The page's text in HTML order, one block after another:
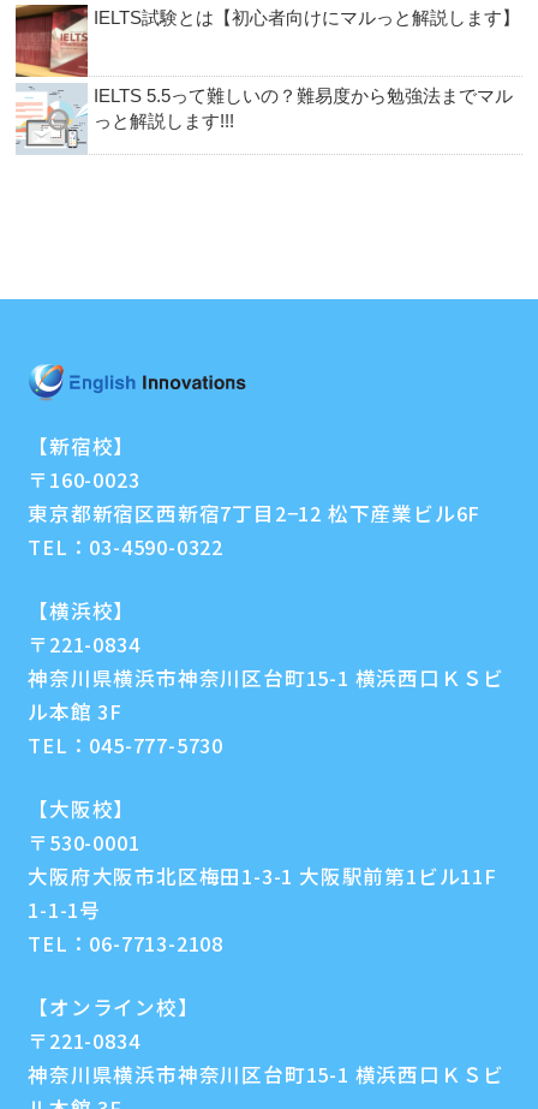
IELTS試験とは【初心者向けにマルっと解説します】
IELTS 5.5って難しいの？難易度から勉強法までマル
っと解説します!!!
【新宿校】
〒160-0023
東京都新宿区西新宿7丁目2−12 松下産業ビル6F
TEL： 03-4590-0322
【横浜校】
〒221-0834
神奈川県横浜市神奈川区台町15-1 横浜西口ＫＳビ
ル本館 3F
TEL： 045-777-5730
【大阪校】
〒530-0001
大阪府大阪市北区梅田1-3-1 大阪駅前第1ビル11F
1-1-1号
TEL： 06-7713-2108
【オンライン校】
〒221-0834
神奈川県横浜市神奈川区台町15-1 横浜西口ＫＳビ